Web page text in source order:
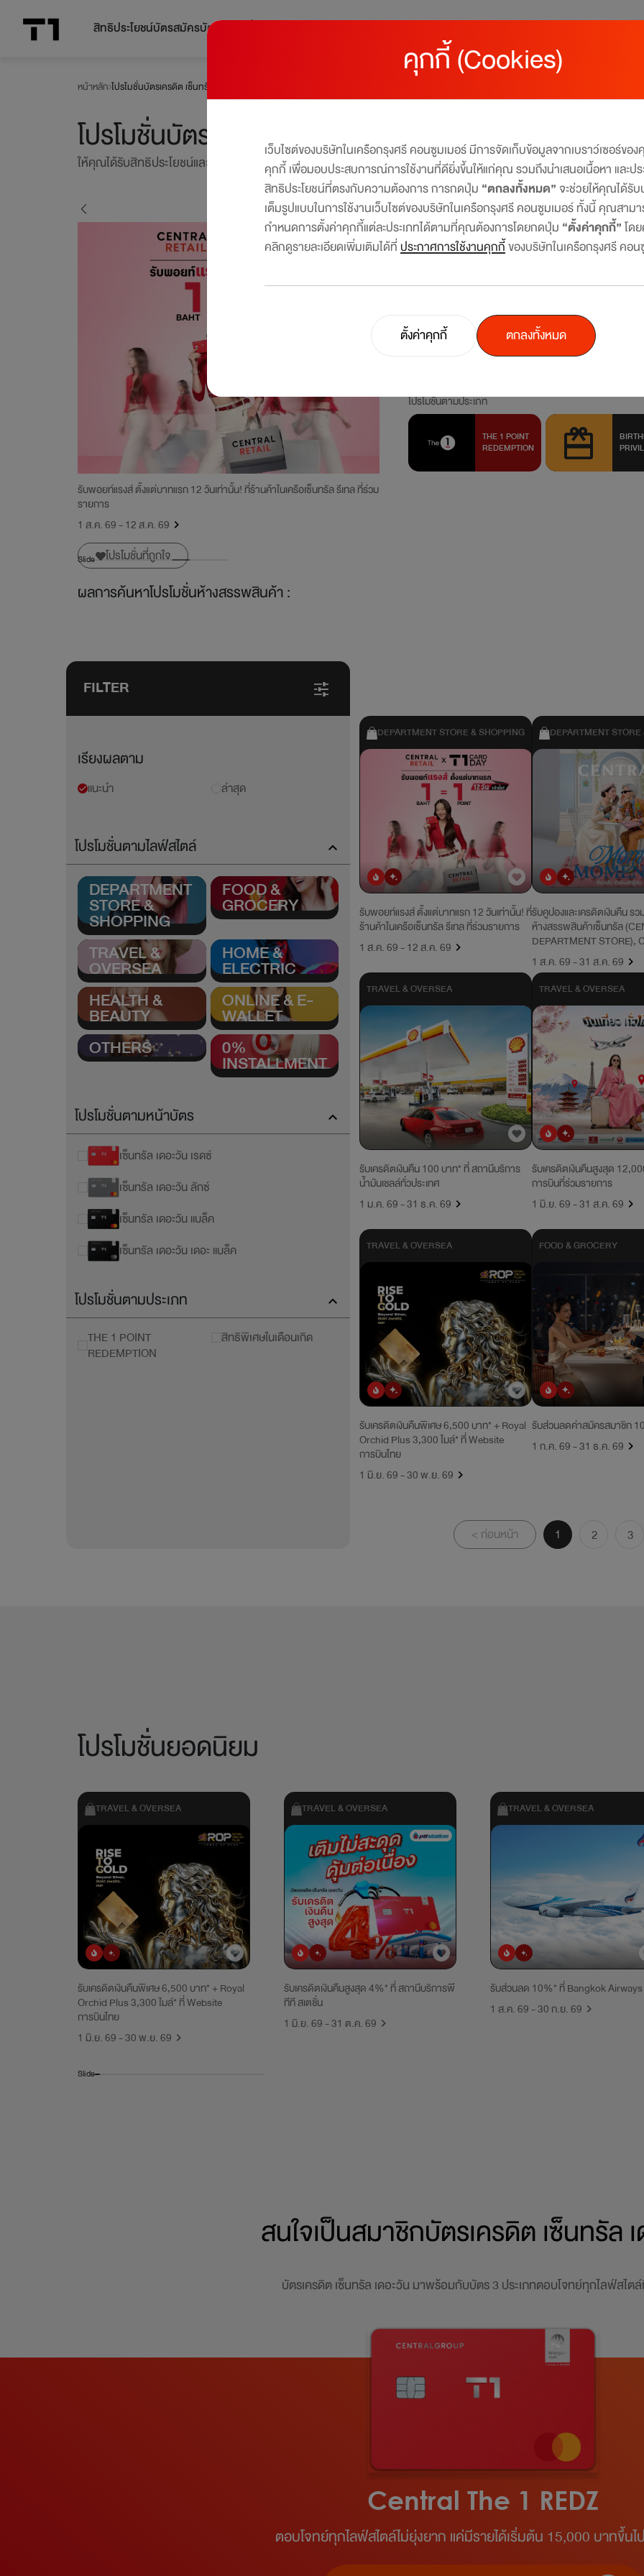
สิทธิประโยชน์บัตรสมัครบัตร
หน้าหลัก โปรโมชั่นบัตรเครดิต เซ็นทรัล เดอะวัน
โปรโมชั่นบัตรเครดิต เซ็นทรัล เดอะวัน
ให้คุณได้รับสิทธิประโยชน์และโปรโมชันมากมาย ครบทุกไลฟ์สไตล์ได้ในบัตรเดียว​​
Slide
รับพอยท์แรงส์ ตั้งแต่บาทแรก 12 วันเท่านั้น! ที่ร้านค้าในเครือเซ็นทรัล รีเทล ที่ร่วม
รายการ
1 ส.ค. 69 - 12 ส.ค. 69
แบ่งจ่าย 0% นาน 10 เดือน* ที่ แผนก Beauty ห้างสรรพสินค้าโร
1 ม.ค. 69 - 31 ธ.ค. 69
โปรโมชั่นที่ถูกใจ
เลือกโปรโมชั่นที่คุณสนใจ
โปรโมชั่นตามไลฟ์สไตล์
DEPARTMENT
SHOPPING
FOOD &
GROCERY
โปรโมชั่นตามหน้าบัตร
REDZ LUXE BLACK
โปรโมชั่นตามประเภท
THE 1 POINT
REDEMPTION
ผลการค้นหาโปรโมชั่นห้างสรรพสินค้า :
FILTER
เรียงผลตาม
แนะนำ ล่าสุด
โปรโมชั่นตามไลฟ์สไตล์
DEPARTMENT
STORE &
SHOPPING
FOOD &
GROCERY
TRAVEL &
OVERSEA
HOME &
ELECTRIC
HEALTH &
BEAUTY
ONLINE & E-
WALLET
OTHERS
0%
INSTALLMENT
โปรโมชั่นตามหน้าบัตร
เซ็นทรัล เดอะวัน เรดซ์
เซ็นทรัล เดอะวัน ลักซ์
เซ็นทรัล เดอะวัน แบล็ค
เซ็นทรัล เดอะวัน เดอะ แบล็ค
โปรโมชั่นตามประเภท
THE 1 POINT
REDEMPTION
สิทธิพิเศษในเดือนเกิด
DEPARTMENT STORE & SHOPPING
ยอดนิยม
มาใหม่
รับพอยท์แรงส์ ตั้งแต่บาทแรก 12 วันเท่านั้น! ที่
ร้านค้าในเครือเซ็นทรัล รีเทล ที่ร่วมรายการ
1 ส.ค. 69 - 12 ส.ค. 69
DEPARTMENT
ยอดนิยมมาใหม่
รับคูปองและเครดิตเงินคืน ร
ห้างสรรพสินค้าเซ็นทรัล
DEPARTMENT STORE),
1 ส.ค. 69 - 31 ส.ค. 69
TRAVEL & OVERSEA
รับเครดิตเงินคืน 100 บาท* ที่ สถานีบริการ
น้ำมันเชลล์ทั่วประเทศ
1 ม.ค. 69 - 31 ธ.ค. 69
TRAVEL & OVERSEA
ยอดนิยมมาใหม่
รับเครดิตเงินคืนสูงสุด
การบินที่ร่วมรายการ
1 มิ.ย. 69 - 31 ส.ค. 69
TRAVEL & OVERSEA
ยอดนิยมมาใหม่
รับเครดิตเงินคืนพิเศษ 6,500 บาท* + Royal
Orchid Plus 3,300 ไมล์* ที่ Website
การบินไทย
1 มิ.ย. 69 - 30 พ.ย. 69
FOOD & GROCERY
ยอดนิยมมาใหม่
รับส่วนลดค่าสมัครสมาชิก
1 ก.ค. 69 - 31 ธ.ค. 69
< ก่อนหน้า 1 2 3
โปรโมชั่นยอดนิยม
TRAVEL & OVERSEA
ยอดนิยมมาใหม่
รับเครดิตเงินคืนพิเศษ 6,500 บาท* + Royal
Orchid Plus 3,300 ไมล์* ที่ Website
การบินไทย
1 มิ.ย. 69 - 30 พ.ย. 69
TRAVEL & OVERSEA
ยอดนิยมมาใหม่
รับเครดิตเงินคืนสูงสุด 4%* ที่ สถานีบริการพี
ทีที สเตชั่น
1 มิ.ย. 69 - 31 ต.ค. 69
TRAVEL & OVERSEA
ยอดนิยมมาใหม่
รับส่วนลด 10%* ที่ Bangkok Airways
1 ส.ค. 69 - 30 ก.ย. 69
Slide
สนใจเป็นสมาชิกบัตรเครดิตเซ็นทรัล
บัตรเครดิต เซ็นทรัล เดอะวัน มาพร้อมกับบัตร3 ประเภทตอบโจทย์ทุกไลฟ์สไต
Central The 1 REDZ
ตอบโจทย์ทุกไลฟ์สไตล์ไม่ยุ่งยาก แค่มีรายได้เริ่มต้น 15,000 บาทขึ้นไ
คุกกี้ (Cookies)
เว็บไซต์ของบริษัทในเครือกรุงศรี คอนซูมเมอร์ มีการจัดเก็บข้อมูลจากเบราว์เซอร์ขอ
คุกกี้ เพื่อมอบประสบการณ์การใช้งานที่ดียิ่งขึ้นให้แก่คุณ รวมถึงนำเสนอเนื้อหา และป
สิทธิประโยชน์ที่ตรงกับความต้องการ การกดปุ่ม “ตกลงทั้งหมด”จะช่วยให้คุณได้รั
เต็มรูปแบบในการใช้งานเว็บไซต์ของบริษัทในเครือกรุงศรี คอนซูมเมอร์ ทั้งนี้ คุณสาม
กำหนดการตั้งค่าคุกกี้แต่ละประเภทได้ตามที่คุณต้องการโดยกดปุ่ม “ตั้งค่าคุกกี้”โด
คลิกดูรายละเอียดเพิ่มเติมได้ที่ ประกาศการใช้งานคุกกี้ของบริษัทในเครือกรุงศรี คอน
ตั้งค่าคุกกี้ ตกลงทั้งหมด